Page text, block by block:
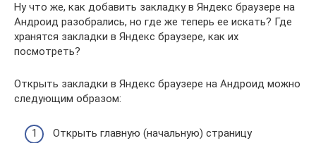
Ну что же, как добавить закладку в Яндекс браузере на
Андроид разобрались, но где же теперь ее искать? Где
хранятся закладки в Яндекс браузере, как их
посмотреть?
Открыть закладки в Яндекс браузере на Андроид можно
следующим образом:
Открыть главную (начальную) страницу